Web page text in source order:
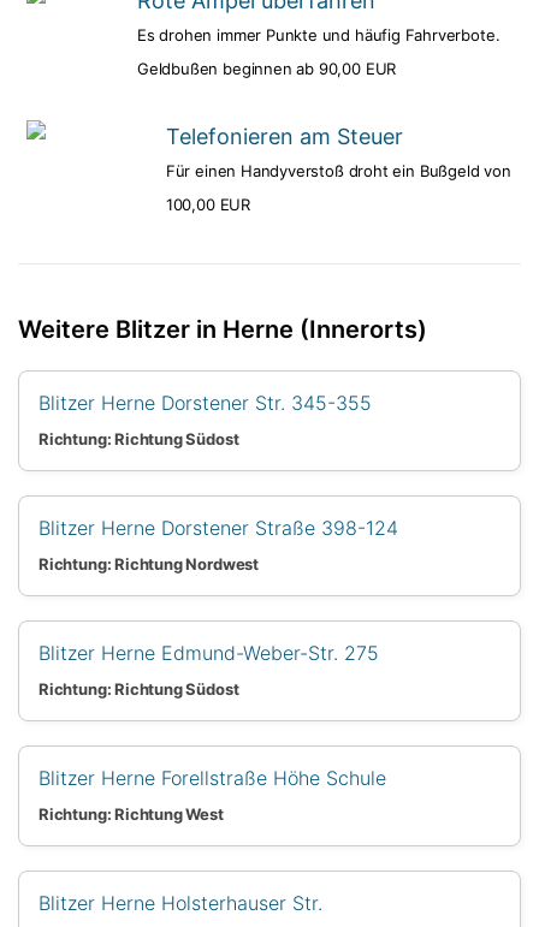
Es drohen immer Punkte und häufig Fahrverbote.
Geldbußen beginnen ab 90,00 EUR
Telefonieren am Steuer
Für einen Handyverstoß droht ein Bußgeld von
100,00 EUR
Weitere Blitzer in Herne (Innerorts)
Blitzer Herne Dorstener Str. 345-355
Richtung: Richtung Südost
Blitzer Herne Dorstener Straße 398-124
Richtung: Richtung Nordwest
Blitzer Herne Edmund-Weber-Str. 275
Richtung: Richtung Südost
Blitzer Herne Forellstraße Höhe Schule
Richtung: Richtung West
Blitzer Herne Holsterhauser Str.